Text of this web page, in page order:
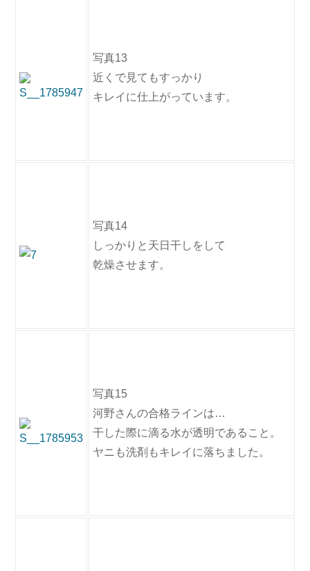
写真13
近くで見てもすっかり
キレイに仕上がっています。
写真14
しっかりと天日干しをして
乾燥させます。
写真15
河野さんの合格ラインは…
干した際に滴る水が透明であること。
ヤニも洗剤もキレイに落ちました。